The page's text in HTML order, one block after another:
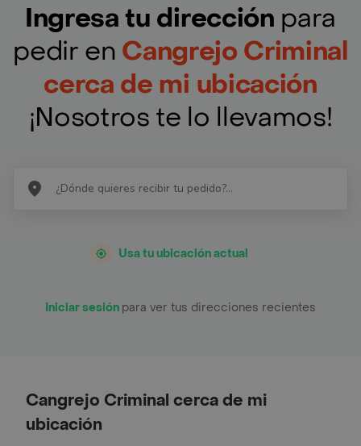
Ingresa tu dirección para
pedir en Cangrejo Criminal
cerca de mi ubicación
¡Nosotros te lo llevamos!
Usa tu ubicación actual
Iniciar sesión para ver tus direcciones recientes
Cangrejo Criminal cerca de mi
ubicación